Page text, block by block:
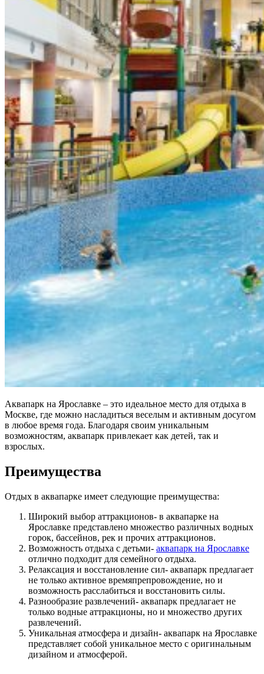
Аквапарк на Ярославке – это идеальное место для отдыха в
Москве, где можно насладиться веселым и активным досугом
в любое время года. Благодаря своим уникальным
возможностям, аквапарк привлекает как детей, так и
взрослых.
Преимущества
Отдых в аквапарке имеет следующие преимущества:
Широкий выбор аттракционов- в аквапарке на
Ярославке представлено множество различных водных
горок, бассейнов, рек и прочих аттракционов.
Возможность отдыха с детьми- аквапарк на Ярославке
отлично подходит для семейного отдыха.
Релаксация и восстановление сил- аквапарк предлагает
не только активное времяпрепровождение, но и
возможность расслабиться и восстановить силы.
Разнообразие развлечений- аквапарк предлагает не
только водные аттракционы, но и множество других
развлечений.
Уникальная атмосфера и дизайн- аквапарк на Ярославке
представляет собой уникальное место с оригинальным
дизайном и атмосферой.